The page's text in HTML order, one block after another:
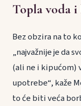
Topla voda
Bez obzira na to
„najvažnije je da
(ali ne i kipućom)
upotrebe“, kaže
to će biti veća